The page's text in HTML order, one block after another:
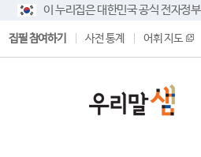
이 누리집은 대한민국 공식 전자정
집필 참여하기 사전 통계 어휘 지도